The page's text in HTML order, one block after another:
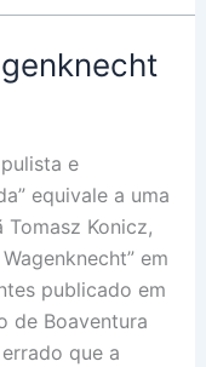
e
equivale a uma
Konicz,
em
publicado em
de Boaventura
que a